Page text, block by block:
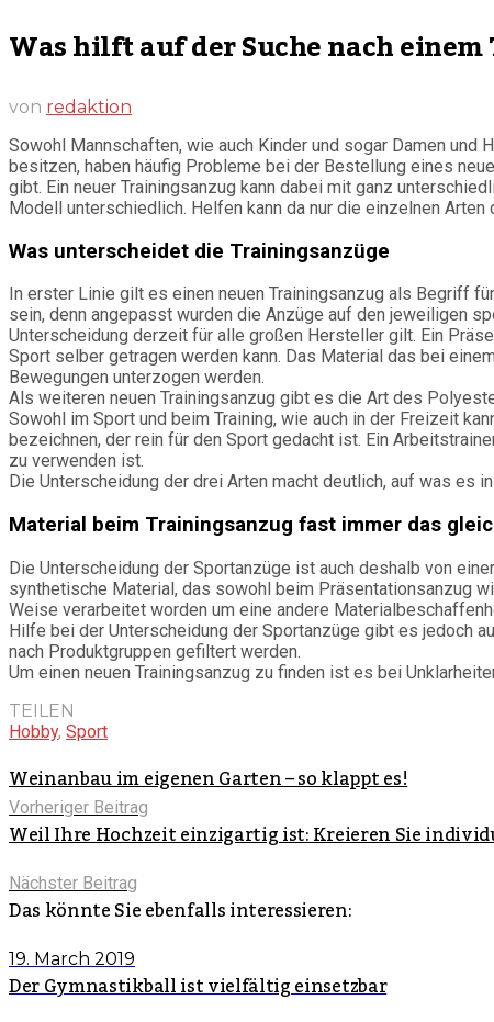
Was hilft auf der Suche nach
von redaktion
Sowohl Mannschaften, wie auch Kinder und sogar Damen und
besitzen, haben häufig Probleme bei der Bestellung eines
gibt. Ein neuer Trainingsanzug kann dabei mit ganz
Modell unterschiedlich. Helfen kann da nur die einzelnen
Was unterscheidet die Trainingsanzüge
In erster Linie gilt es einen neuen Trainingsanzug als Begriff
sein, denn angepasst wurden die Anzüge auf den jeweiligen
Unterscheidung derzeit für alle großen Hersteller gilt. Ein
Sport selber getragen werden kann. Das Material das bei
Bewegungen unterzogen werden.
Als weiteren neuen Trainingsanzug gibt es die Art des
Sowohl im Sport und beim Training, wie auch in der Freizeit
bezeichnen, der rein für den Sport gedacht ist. Ein
zu verwenden ist.
Die Unterscheidung der drei Arten macht deutlich, auf was es
Material beim Trainingsanzug fast immer das
Die Unterscheidung der Sportanzüge ist auch deshalb von
synthetische Material, das sowohl beim Präsentationsanzug
Weise verarbeitet worden um eine andere
Hilfe bei der Unterscheidung der Sportanzüge gibt es jedoch
nach Produktgruppen gefiltert werden.
Um einen neuen Trainingsanzug zu finden ist es bei
TEILEN
Hobby, Sport
Weinanbau im eigenen Garten – so klappt es!
Vorheriger Beitrag
Weil Ihre Hochzeit einzigartig ist: Kreieren Sie
Nächster Beitrag
Das könnte Sie ebenfalls interessieren:
19. March 2019
Der Gymnastikball ist vielfältig einsetzbar